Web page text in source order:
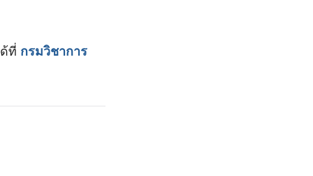
ที่ กรมวิชาการ